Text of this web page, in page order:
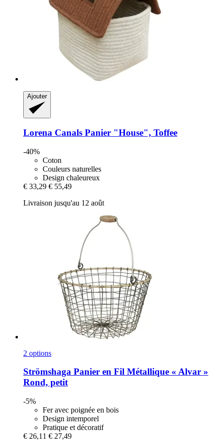
Ajouter
Lorena Canals Panier "House", Toffee
-40%
Coton
Couleurs naturelles
Design chaleureux
€ 33,29 € 55,49
Livraison jusqu'au 12 août
2 options
Strömshaga Panier en Fil Métallique « Alvar »
Rond, petit
-5%
Fer avec poignée en bois
Design intemporel
Pratique et décoratif
€ 26,11 € 27,49